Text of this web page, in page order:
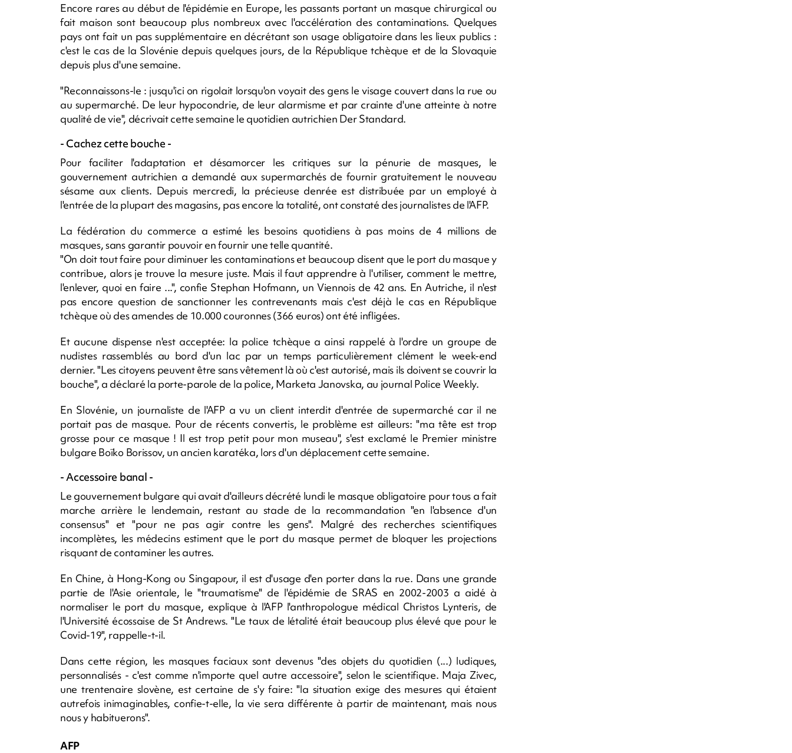
Encore rares au début de l'épidémie en Europe, les passants portant un masque chirurgical ou
fait maison sont beaucoup plus nombreux avec l'accélération des contaminations. Quelques
pays ont fait un pas supplémentaire en décrétant son usage obligatoire dans les lieux publics :
c'est le cas de la Slovénie depuis quelques jours, de la République tchèque et de la Slovaquie
depuis plus d'une semaine.
"Reconnaissons-le : jusqu'ici on rigolait lorsqu'on voyait des gens le visage couvert dans la rue ou
au supermarché. De leur hypocondrie, de leur alarmisme et par crainte d'une atteinte à notre
qualité de vie", décrivait cette semaine le quotidien autrichien Der Standard.
- Cachez cette bouche -
Pour faciliter l'adaptation et désamorcer les critiques sur la pénurie de masques, le
gouvernement autrichien a demandé aux supermarchés de fournir gratuitement le nouveau
sésame aux clients. Depuis mercredi, la précieuse denrée est distribuée par un employé à
l'entrée de la plupart des magasins, pas encore la totalité, ont constaté des journalistes de l'AFP.
La fédération du commerce a estimé les besoins quotidiens à pas moins de 4 millions de
masques, sans garantir pouvoir en fournir une telle quantité.
"On doit tout faire pour diminuer les contaminations et beaucoup disent que le port du masque y
contribue, alors je trouve la mesure juste. Mais il faut apprendre à l'utiliser, comment le mettre,
l'enlever, quoi en faire ...", confie Stephan Hofmann, un Viennois de 42 ans. En Autriche, il n'est
pas encore question de sanctionner les contrevenants mais c'est déjà le cas en République
tchèque où des amendes de 10.000 couronnes (366 euros) ont été infligées.
Et aucune dispense n'est acceptée: la police tchèque a ainsi rappelé à l'ordre un groupe de
nudistes rassemblés au bord d'un lac par un temps particulièrement clément le week-end
dernier. "Les citoyens peuvent être sans vêtement là où c'est autorisé, mais ils doivent se couvrir la
bouche", a déclaré la porte-parole de la police, Marketa Janovska, au journal Police Weekly.
En Slovénie, un journaliste de l'AFP a vu un client interdit d'entrée de supermarché car il ne
portait pas de masque. Pour de récents convertis, le problème est ailleurs: "ma tête est trop
grosse pour ce masque ! Il est trop petit pour mon museau", s'est exclamé le Premier ministre
bulgare Boïko Borissov, un ancien karatéka, lors d'un déplacement cette semaine.
- Accessoire banal -
Le gouvernement bulgare qui avait d'ailleurs décrété lundi le masque obligatoire pour tous a fait
marche arrière le lendemain, restant au stade de la recommandation "en l'absence d'un
consensus" et "pour ne pas agir contre les gens". Malgré des recherches scientifiques
incomplètes, les médecins estiment que le port du masque permet de bloquer les projections
risquant de contaminer les autres.
En Chine, à Hong-Kong ou Singapour, il est d'usage d'en porter dans la rue. Dans une grande
partie de l'Asie orientale, le "traumatisme" de l'épidémie de SRAS en 2002-2003 a aidé à
normaliser le port du masque, explique à l'AFP l'anthropologue médical Christos Lynteris, de
l'Université écossaise de St Andrews. "Le taux de létalité était beaucoup plus élevé que pour le
Covid-19", rappelle-t-il.
Dans cette région, les masques faciaux sont devenus "des objets du quotidien (...) ludiques,
personnalisés - c'est comme n'importe quel autre accessoire", selon le scientifique. Maja Zivec,
une trentenaire slovène, est certaine de s'y faire: "la situation exige des mesures qui étaient
autrefois inimaginables, confie-t-elle, la vie sera différente à partir de maintenant, mais nous
nous y habituerons".
AFP